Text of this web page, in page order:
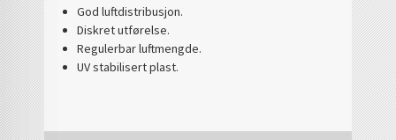
God luftdistribusjon.
Diskret utførelse.
Regulerbar luftmengde.
UV stabilisert plast.